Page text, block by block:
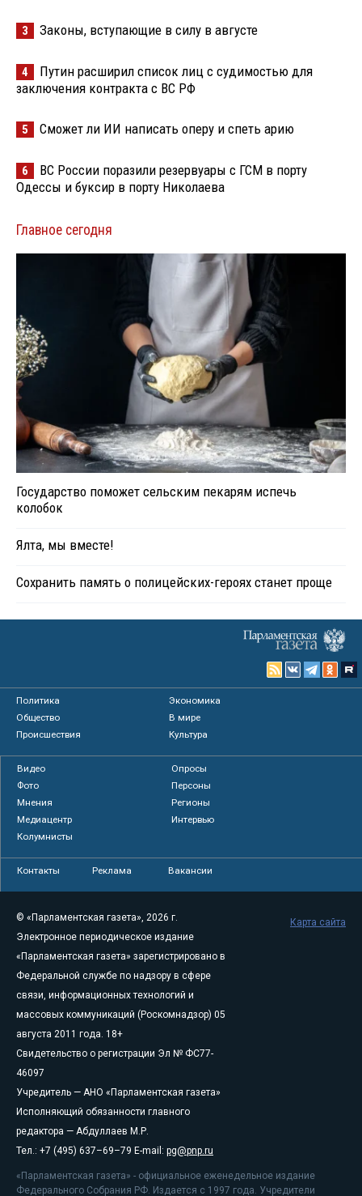
3 Законы, вступающие в силу в августе
4
Путин расширил список лиц с судимостью для
заключения контракта с ВС РФ
5 Сможет ли ИИ написать оперу и спеть арию
6
ВС России поразили резервуары с ГСМ в порту
Одессы и буксир в порту Николаева
Главное сегодня
Государство поможет сельским пекарям испечь
колобок
Ялта, мы вместе!
Сохранить память о полицейских-героях станет проще
Политика
Экономика
Общество
В мире
Происшествия
Культура
Видео
Опросы
Фото
Персоны
Мнения
Регионы
Медиацентр
Интервью
Колумнисты
Контакты Реклама Вакансии
© «Парламентская газета», 2026 г.
Электронное периодическое издание
«Парламентская газета» зарегистрировано в
Федеральной службе по надзору в сфере
связи, информационных технологий и
массовых коммуникаций (Роскомнадзор) 05
августа 2011 года. 18+
Свидетельство о регистрации Эл № ФС77-
46097
Учредитель — АНО «Парламентская газета»
Исполняющий обязанности главного
редактора — Абдуллаев М.Р.
Тел.: +7 (495) 637–69–79 E-mail: pg@pnp.ru
«Парламентская газета» - официальное еженедельное издание
Федерального Собрания РФ. Издается с 1997 года. Учредители
Карта сайта